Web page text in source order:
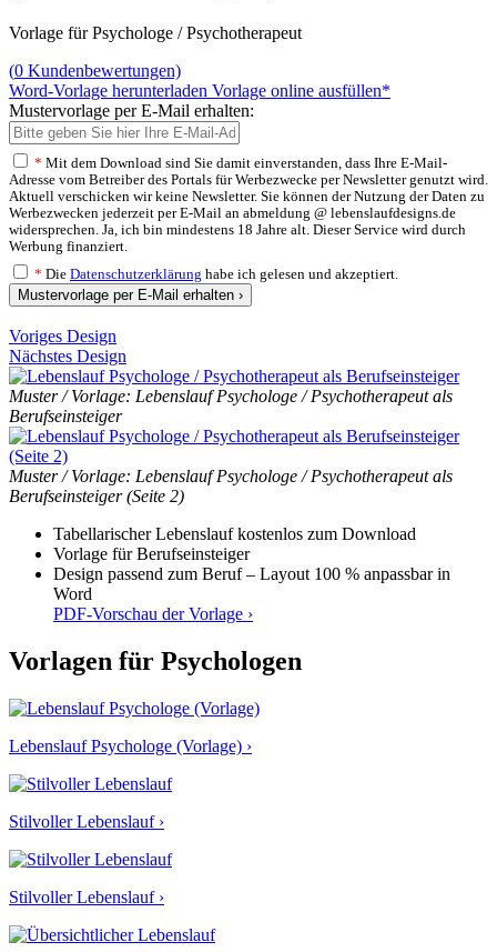
Vorlage für Psychologe / Psychotherapeut
(0 Kundenbewertungen)
Word-Vorlage herunterladen Vorlage online ausfüllen*
Mustervorlage per E-Mail erhalten:
* Mit dem Download sind Sie damit einverstanden, dass Ihre E-Mail-
Adresse vom Betreiber des Portals für Werbezwecke per Newsletter genutzt wird.
Aktuell verschicken wir keine Newsletter. Sie können der Nutzung der Daten zu
Werbezwecken jederzeit per E-Mail an abmeldung @ lebenslaufdesigns.de
widersprechen. Ja, ich bin mindestens 18 Jahre alt. Dieser Service wird durch
Werbung finanziert.
* Die Datenschutzerklärung habe ich gelesen und akzeptiert.
Mustervorlage per E-Mail erhalten ›
Voriges Design
Nächstes Design
Muster / Vorlage: Lebenslauf Psychologe / Psychotherapeut als
Berufseinsteiger
Muster / Vorlage: Lebenslauf Psychologe / Psychotherapeut als
Berufseinsteiger (Seite 2)
Tabellarischer Lebenslauf kostenlos zum Download
Vorlage für Berufseinsteiger
Design passend zum Beruf – Layout 100 % anpassbar in
Word
PDF-Vorschau der Vorlage ›
Vorlagen für Psychologen
Lebenslauf Psychologe (Vorlage) ›
Stilvoller Lebenslauf ›
Stilvoller Lebenslauf ›